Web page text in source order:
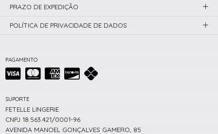
PAGAMENTO
SUPORTE
FETELLE LINGERIE
CNPJ 18.563.421/0001-96
AVENIDA MANOEL GONÇALVES GAMERO, 85
PRAZO DE EXPEDIÇÃO
POLÍTICA DE PRIVACIDADE DE DADOS